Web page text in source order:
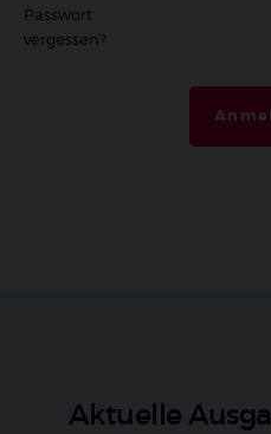
Passwort
vergessen?
Aktuelle